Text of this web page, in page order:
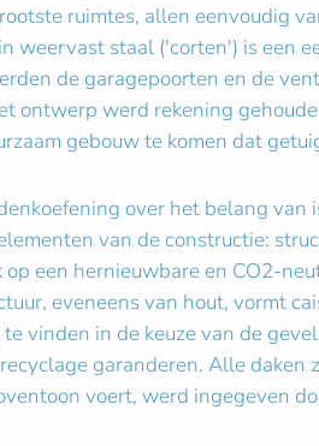
ruimtes, allen eenvoudig
weervast staal ('corten') is een
de garagepoorten en de
ontwerp werd rekening
gebouw te komen dat
over het belang
van de constructie:
op een hernieuwbare en CO2-
eveneens van hout, vormt
vinden in de keuze van de
garanderen. Alle
voert, werd ingegeven